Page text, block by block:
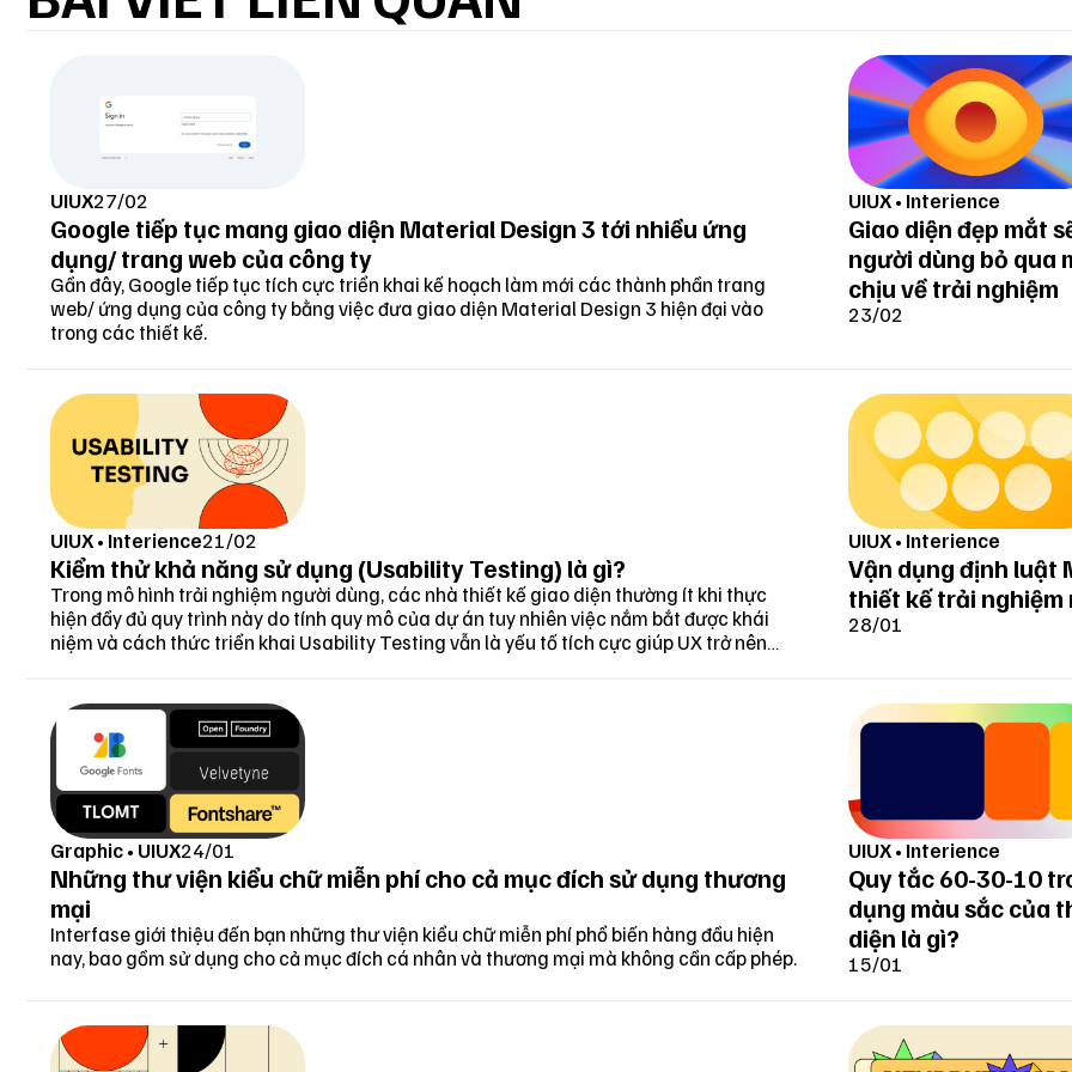
Pixso
Dù là sản phẩm mới được ra mắt từ năm 2021, tuy nhiênPixso
được xem là một công cụ có nhiều tính năng gần như hoàn toàn
Được phát triển bởi Boyun Technology (Hồng Kông), Pixso có
thứ mà Figma sở hữu từ khả năng làm việc nhóm, tạo Prototype
tính năng tương đồng với FigJam mà công ty đặt tên là Pixso
Pixsco cũng có cộng đồng chia sẻ tài nguyên của riêng mình tuy
Sức mạnh của công cụ này là cho phép người dùng có thể nhập
UIUX27/02
Google tiếp tục mang giao diện Material Design 3 tới nhiều ứng
dụng/ trang web của công ty
Gần đây, Google tiếp tục tích cực triển khai kế hoạch làm mới các thành phần trang
web/ ứng dụng của công ty bằng việc đưa giao diện Material Design 3 hiện đại vào
trong các thiết kế.
UIUX• Interience
Giao diện đẹp mắt
người dùng bỏ qua
chịu về trải nghiệm
23/02
UIUX• Interience21/02
Kiểm thử khả năng sử dụng (Usability Testing) là gì?
Trong mô hình trải nghiệm người dùng, các nhà thiết kế giao diện thường ít khi thực
hiện đầy đủ quy trình này do tính quy mô của dự án tuy nhiên việc nắm bắt được khái
niệm và cách thức triển khai Usability Testing vẫn là yếu tố tích cực giúp UX trở nên
UIUX• Interience
Vận dụng định luật
thiết kế trải nghiệm
28/01
Graphic• UIUX24/01
Những thư viện kiểu chữ miễn phí cho cả mục đích sử dụng thương
mại
Interfase giới thiệu đến bạn những thư viện kiểu chữ miễn phí phổ biến hàng đầu hiện
nay, bao gồm sử dụng cho cả mục đích cá nhân và thương mại mà không cần cấp phép.
UIUX• Interience
Quy tắc 60-30-10
dụng màu sắc của
diện là gì?
15/01